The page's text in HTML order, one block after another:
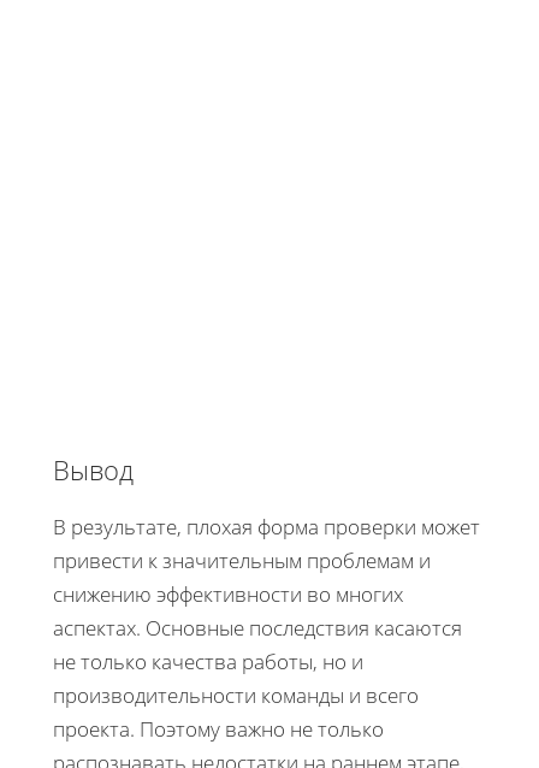
Вывод
В результате, плохая форма проверки может
привести к значительным проблемам и
снижению эффективности во многих
аспектах. Основные последствия касаются
не только качества работы, но и
производительности команды и всего
проекта. Поэтому важно не только